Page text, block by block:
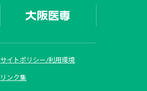
サイトポリシー/利用環境
リンク集